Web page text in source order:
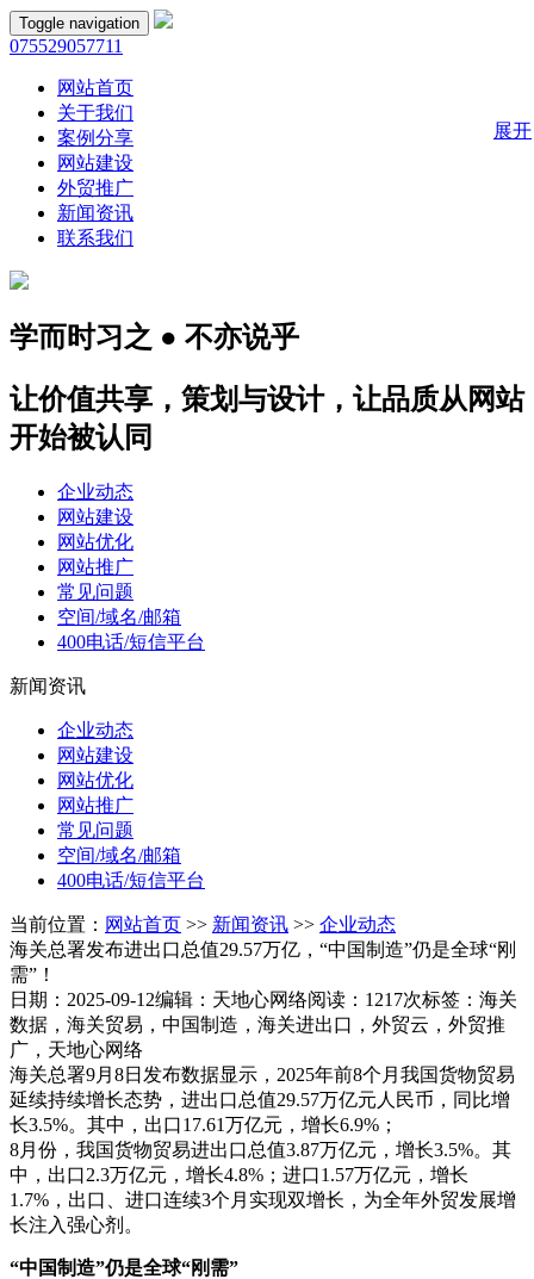
Toggle navigation
075529057711
网站首页
关于我们
案例分享
网站建设
外贸推广
新闻资讯
联系我们
学而时习之 ● 不亦说乎
让价值共享，策划与设计，让品质从网站
开始被认同
企业动态
网站建设
网站优化
网站推广
常见问题
空间/域名/邮箱
400电话/短信平台
新闻资讯
企业动态
网站建设
网站优化
网站推广
常见问题
空间/域名/邮箱
400电话/短信平台
当前位置： 网站首页 >> 新闻资讯 >> 企业动态
海关总署发布进出口总值29.57万亿，“中国制造”仍是全球“刚
需”！
日期：2025-09-12编辑：天地心网络阅读：1217次标签：海关
数据，海关贸易，中国制造，海关进出口，外贸云，外贸推
广，天地心网络
海关总署9月8日发布数据显示，2025年前8个月我国货物贸易
延续持续增长态势，进出口总值29.57万亿元人民币，同比增
长3.5%。其中，出口17.61万亿元，增长6.9%；
8月份，我国货物贸易进出口总值3.87万亿元，增长3.5%。其
中，出口2.3万亿元，增长4.8%；进口1.57万亿元，增长
1.7%，出口、进口连续3个月实现双增长，为全年外贸发展增
长注入强心剂。
“中国制造”仍是全球“刚需”
展开